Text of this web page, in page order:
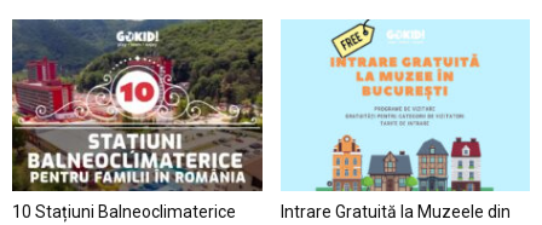
10 Stațiuni Balneoclimaterice
Intrare Gratuită la Muzeele din